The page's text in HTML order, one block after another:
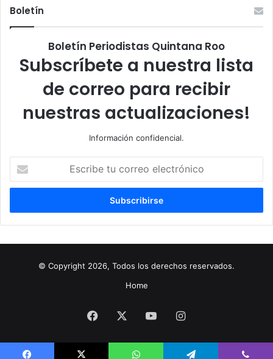
Boletín
Boletín Periodistas Quintana Roo
Subscríbete a nuestra lista
de correo para recibir
nuestras actualizaciones!
Información confidencial.
correo
© Copyright 2026, Todos los derechos reservados.
Home
Facebook YouTubeInstagram